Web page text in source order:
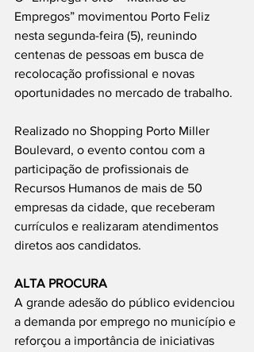
Empregos” movimentou Porto Feliz
nesta segunda-feira (5), reunindo
centenas de pessoas em busca de
recolocação profissional e novas
oportunidades no mercado de trabalho.
Realizado no Shopping Porto Miller
Boulevard, o evento contou com a
participação de profissionais de
Recursos Humanos de mais de 50
empresas da cidade, que receberam
currículos e realizaram atendimentos
diretos aos candidatos.
ALTA PROCURA
A grande adesão do público evidenciou
a demanda por emprego no município e
reforçou a importância de iniciativas